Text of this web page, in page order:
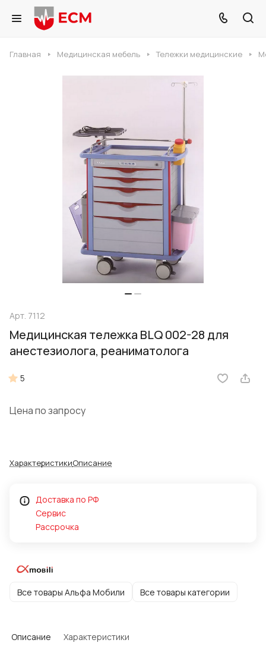
Главная Медицинская мебель Тележки медицинские
Арт. 7112
Медицинская тележка BLQ 002-28 для
анестезиолога, реаниматолога
5
Цена по запросу
ХарактеристикиОписание
Доставка по РФ
Сервис
Рассрочка
Все товары Альфа Мобили Все товары категории
Описание Характеристики